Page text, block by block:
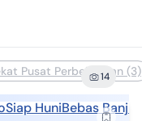
Pusat Perbelanjaan (3)
14
Siap HuniBebas Banjir